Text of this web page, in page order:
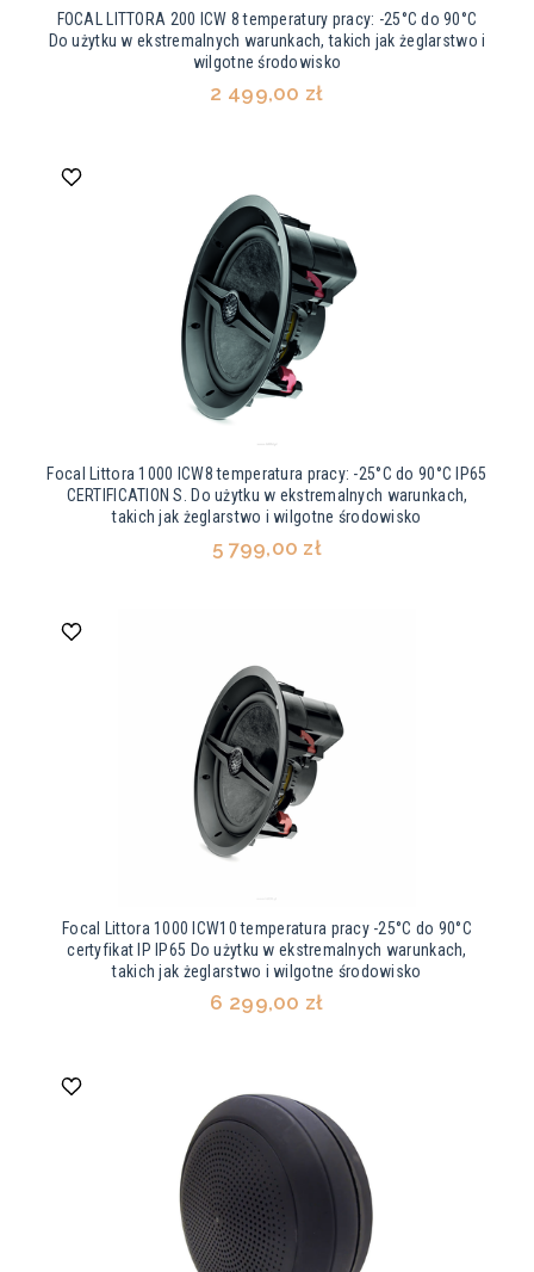
FOCAL LITTORA 200 ICW 8 temperatury pracy: -25°C do 90°C
Do użytku w ekstremalnych warunkach, takich jak żeglarstwo i
wilgotne środowisko
2 499,00 zł
Focal Littora 1000 ICW8 temperatura pracy: -25°C do 90°C IP65
CERTIFICATION S. Do użytku w ekstremalnych warunkach,
takich jak żeglarstwo i wilgotne środowisko
5 799,00 zł
Focal Littora 1000 ICW10 temperatura pracy -25°C do 90°C
certyfikat IP IP65 Do użytku w ekstremalnych warunkach,
takich jak żeglarstwo i wilgotne środowisko
6 299,00 zł